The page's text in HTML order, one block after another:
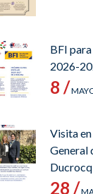
BFI
2026-
8 /
Visita
General
Ducrocq
28 /